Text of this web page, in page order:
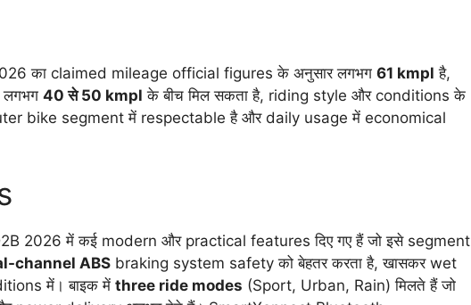
का claimed mileage official figures के अनुसार लगभग 61 kmpl है,
40 से 50 kmpl के बीच मिल सकता है, riding style और conditions के
bike segment में respectable है और daily usage में economical
2026 में कई modern और practical features दिए गए हैं जो इसे segment
channel ABS braking system safety को बेहतर करता है, खासकर wet
में। बाइक में three ride modes (Sport, Urban, Rain) मिलते हैं जो